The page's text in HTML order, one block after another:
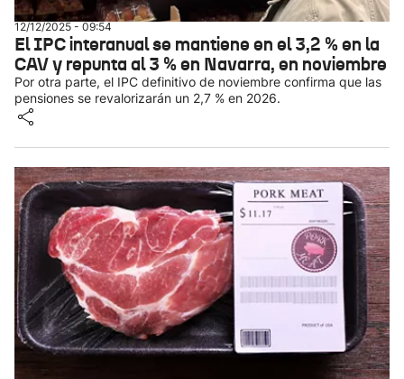
12/12/2025 - 09:54
El IPC interanual se mantiene en el 3,2 % en la
CAV y repunta al 3 % en Navarra, en noviembre
Por otra parte, el IPC definitivo de noviembre confirma que las
pensiones se revalorizarán un 2,7 % en 2026.